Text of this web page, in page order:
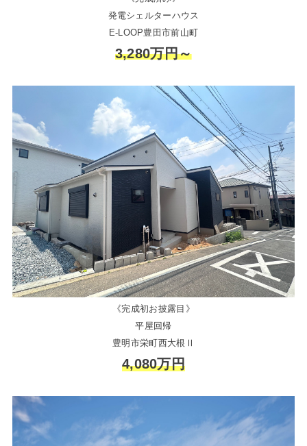
発電シェルターハウス
E-LOOP豊田市前山町
3,280万円～
《完成初お披露目》
平屋回帰
豊明市栄町西大根Ⅱ
4,080万円